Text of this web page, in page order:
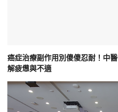
癌症治療副作用別傻傻忍耐！中
解疲憊與不適